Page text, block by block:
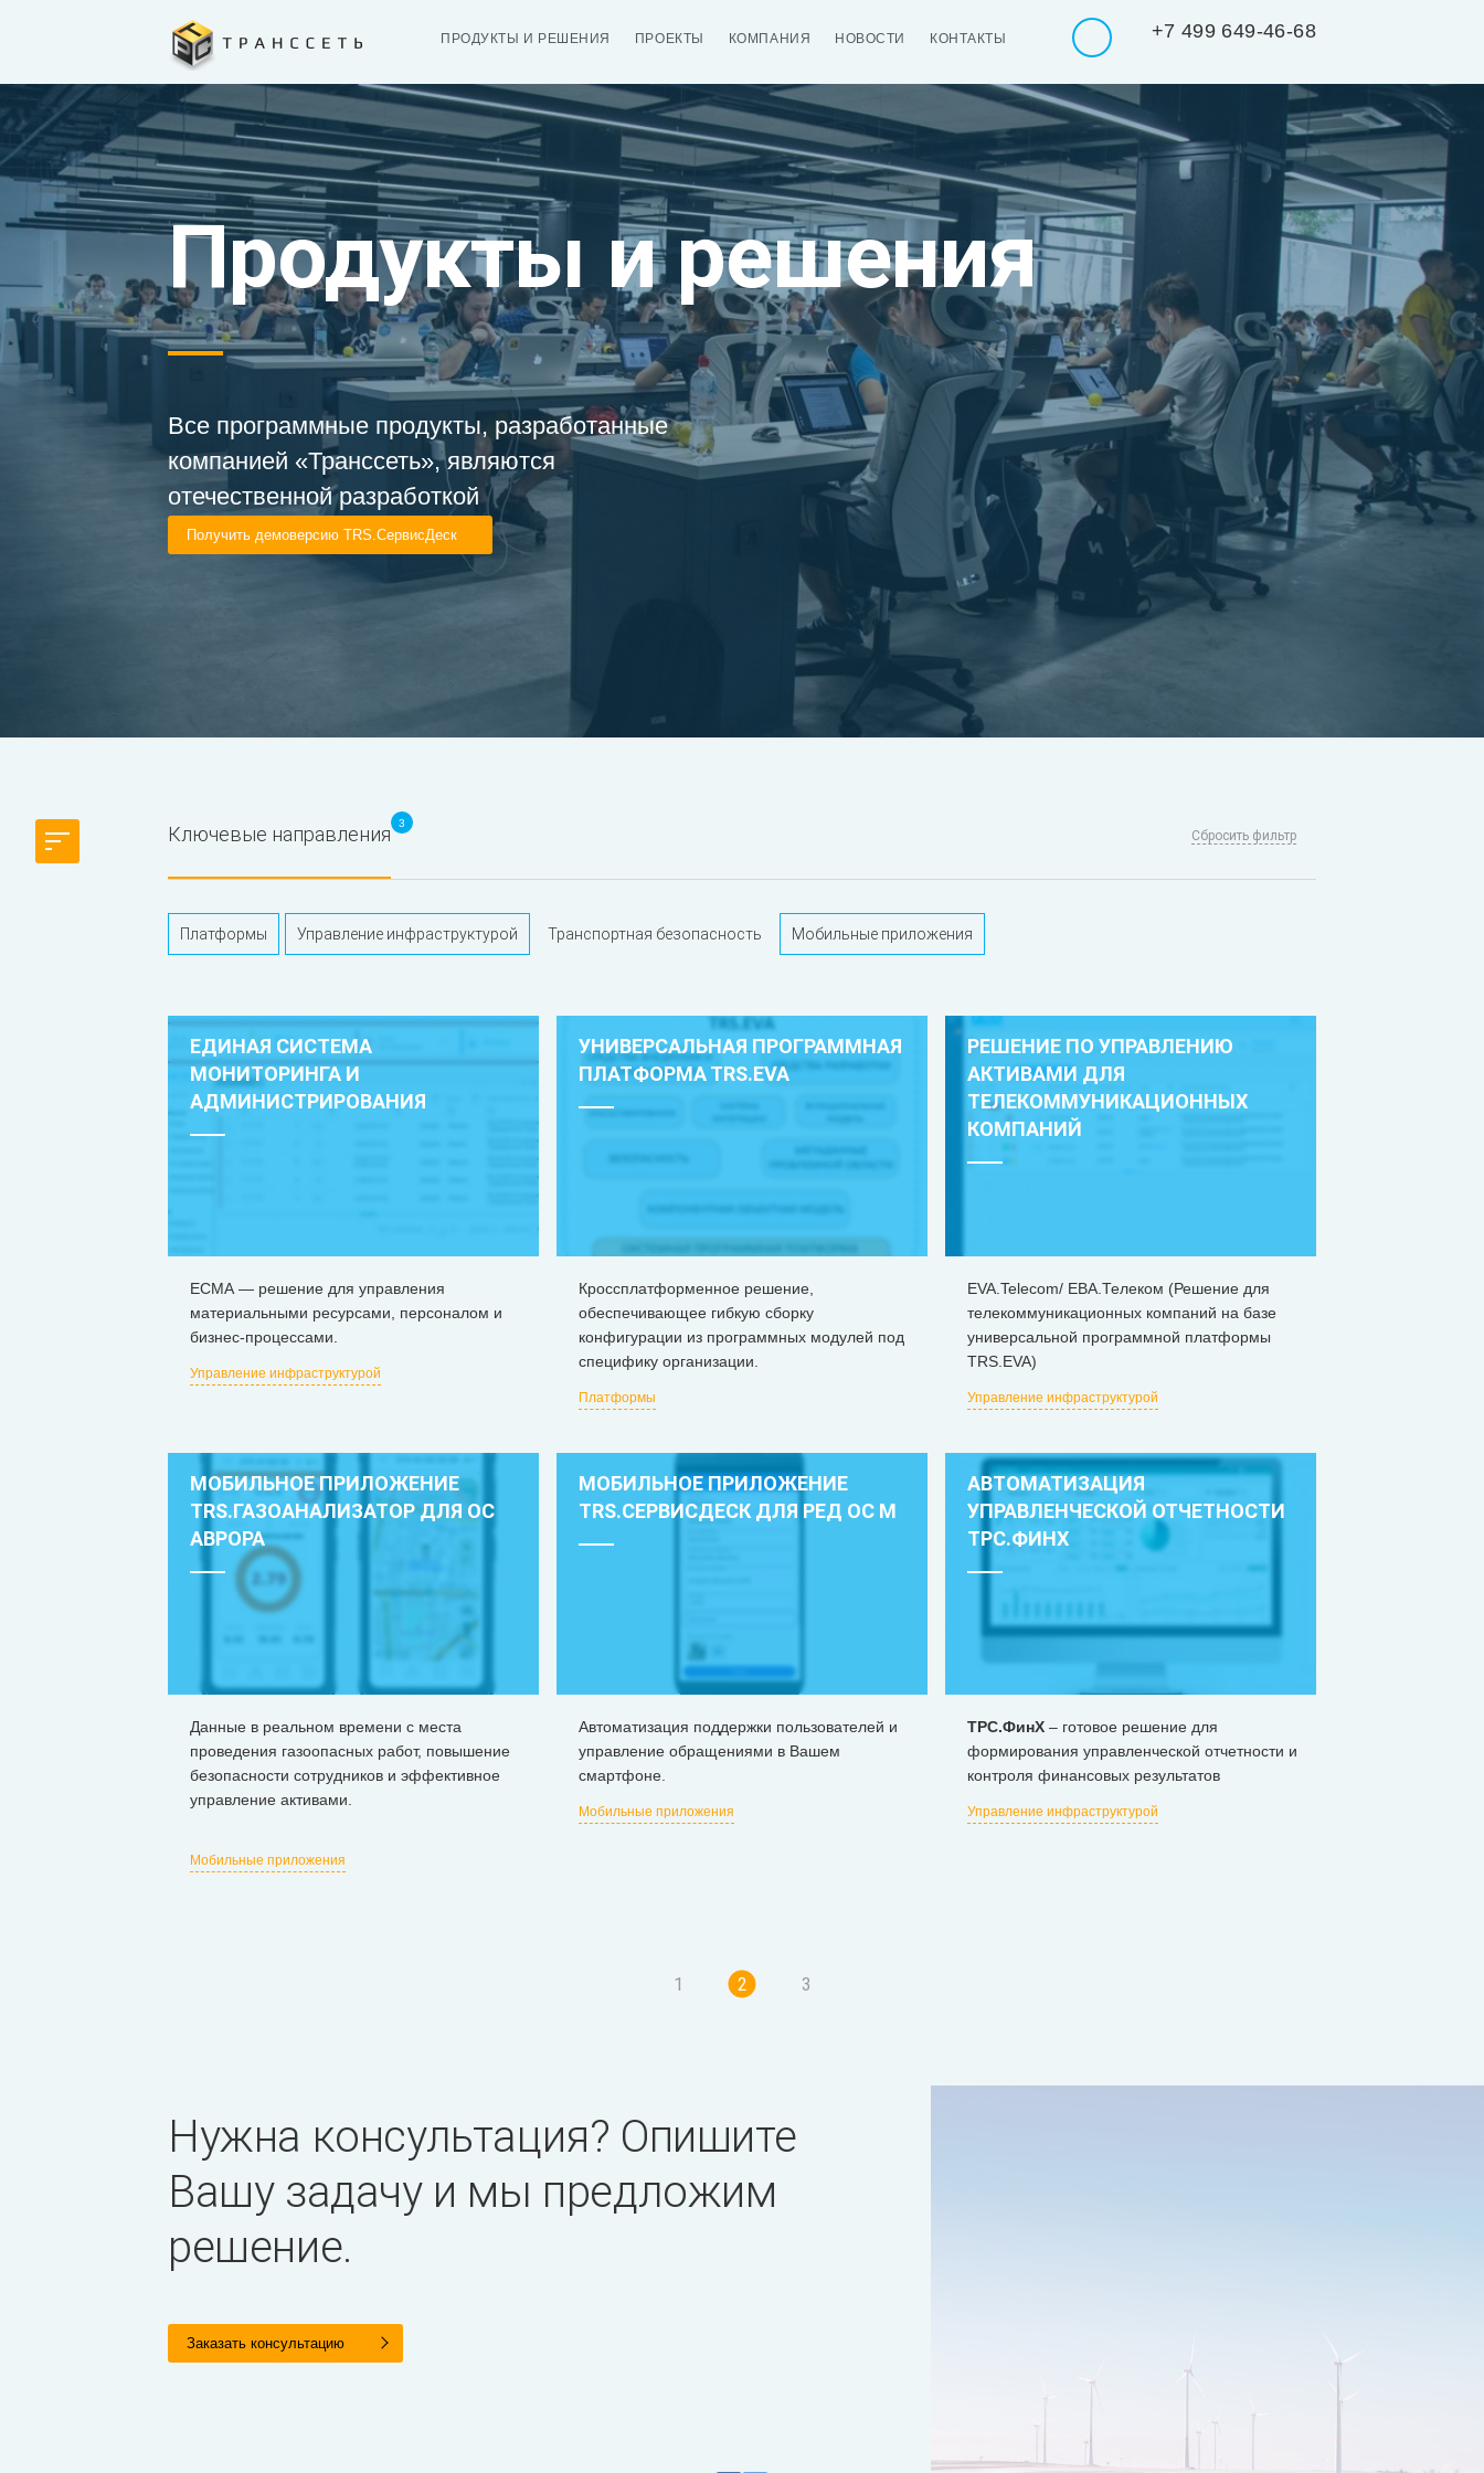
ПРОДУКТЫ И РЕШЕНИЯ ПРОЕКТЫ КОМПАНИЯ НОВОСТИ КОНТАКТЫ +7 499 649-46-68
Продукты и решения
Все программные продукты, разработанные
компанией «Транссеть», являются
отечественной разработкой
Получить демоверсию TRS.СервисДеск
Ключевые направления 3
Сбросить фильтр
Платформы Управление инфраструктурой Транспортная безопасность Мобильные приложения
ЕДИНАЯ СИСТЕМА
МОНИТОРИНГА И
АДМИНИСТРИРОВАНИЯ
ЕСМА — решение для управления
материальными ресурсами, персоналом и
бизнес-процессами.
Управление инфраструктурой
УНИВЕРСАЛЬНАЯ ПРОГРАММНАЯ
ПЛАТФОРМА ТRS.EVA
Кроссплатформенное решение,
обеспечивающее гибкую сборку
конфигурации из программных модулей под
специфику организации.
Платформы
РЕШЕНИЕ ПО УПРАВЛЕНИЮ
АКТИВАМИ ДЛЯ
ТЕЛЕКОММУНИКАЦИОННЫХ
КОМПАНИЙ
ЕVA.Telecom/ ЕВА.Телеком (Решение для
телекоммуникационных компаний на базе
универсальной программной платформы
TRS.EVA)
Управление инфраструктурой
МОБИЛЬНОЕ ПРИЛОЖЕНИЕ
TRS.ГАЗОАНАЛИЗАТОР ДЛЯ ОС
АВРОРА
Данные в реальном времени с места
проведения газоопасных работ, повышение
безопасности сотрудников и эффективное
управление активами.
Мобильные приложения
МОБИЛЬНОЕ ПРИЛОЖЕНИЕ
TRS.СЕРВИСДЕСК ДЛЯ РЕД ОС М
Автоматизация поддержки пользователей и
управление обращениями в Вашем
смартфоне.
Мобильные приложения
АВТОМАТИЗАЦИЯ
УПРАВЛЕНЧЕСКОЙ ОТЧЕТНОСТИ
ТРС.ФИНХ
ТРС.ФинХ – готовое решение для
формирования управленческой отчетности и
контроля финансовых результатов
Управление инфраструктурой
1 2 3
Нужна консультация? Опишите
Вашу задачу и мы предложим
решение.
Заказать консультацию